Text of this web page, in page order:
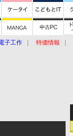
子工作 特価情報